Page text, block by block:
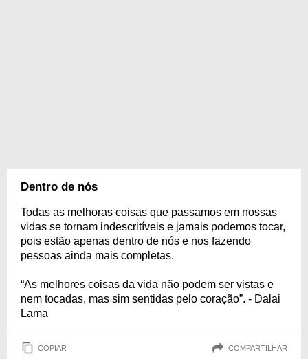
Dentro de nós
Todas as melhoras coisas que passamos em nossas
vidas se tornam indescritíveis e jamais podemos tocar,
pois estão apenas dentro de nós e nos fazendo
pessoas ainda mais completas.
“As melhores coisas da vida não podem ser vistas e
nem tocadas, mas sim sentidas pelo coração”. - Dalai
Lama
COPIAR COMPARTILHAR